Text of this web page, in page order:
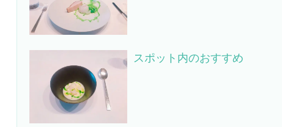
スポット内のおすすめ